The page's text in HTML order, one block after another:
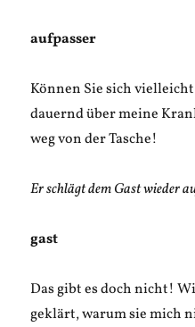
aufpasser
Können Sie sich
dauernd über meine
weg von der Tasche!
Er schlägt dem Gast wieder
gast
Das gibt es doch nicht!
geklärt, warum sie mich